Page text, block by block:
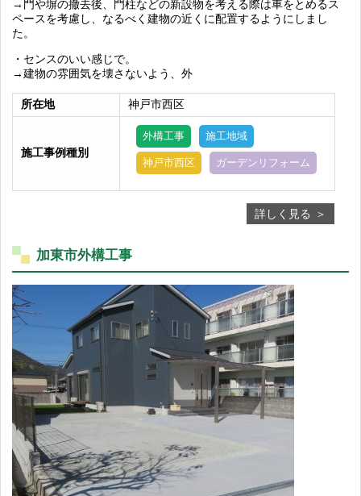
→門や塀の撤去後、門柱などの新設物を考える際は車をとめるス
ペースを考慮し、なるべく建物の近くに配置するようにしまし
た。
・センスのいい感じで。
→建物の雰囲気を壊さないよう、外
所在地 神戸市西区
施工事例種別
外構工事 施工地域
神戸市西区 ガーデンリフォーム
詳しく見る
加東市外構工事